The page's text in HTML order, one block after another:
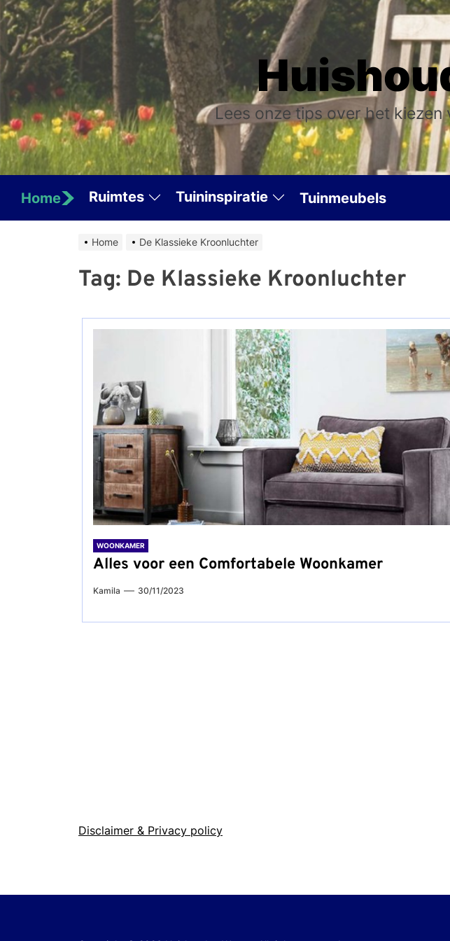
Skip
to
the
content
Lees onze tips over het
Home Ruimtes Tuininspiratie Tuinmeubels
Home De Klassieke Kroonluchter
Tag: De Klassieke Kroonluchter
WOONKAMER
Alles voor een Comfortabele Woonkamer
Kamila 30/11/2023
Disclaimer & Privacy policy